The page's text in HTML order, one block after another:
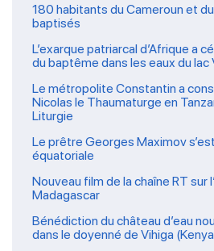
180 habitants du Cameroun et
baptisés
L’exarque patriarcal d’Afrique a
du baptême dans les eaux du lac
Le métropolite Constantin a
Nicolas le Thaumaturge en
Liturgie
Le prêtre Georges Maximov
équatoriale
Nouveau film de la chaîne RT sur
Madagascar
Bénédiction du château d’eau
dans le doyenné de Vihiga